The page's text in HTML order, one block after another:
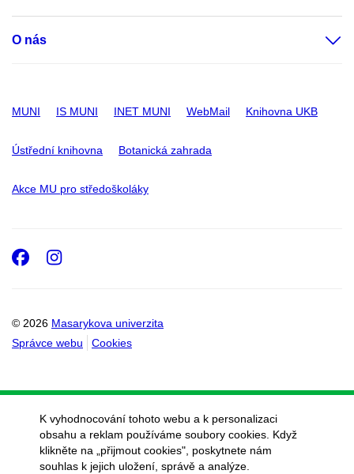
O nás
MUNI IS MUNI INET MUNI WebMail Knihovna UKB
Ústřední knihovna Botanická zahrada
Akce MU pro středoškoláky
© 2026 Masarykova univerzita
Správce webu
Cookies
Facebook
Instagram
K vyhodnocování tohoto webu a k personalizaci
obsahu a reklam používáme soubory cookies. Když
klikněte na „přijmout cookies", poskytnete nám
souhlas k jejich uložení, správě a analýze.